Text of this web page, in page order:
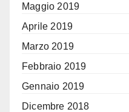
Maggio 2019
Aprile 2019
Marzo 2019
Febbraio 2019
Gennaio 2019
Dicembre 2018